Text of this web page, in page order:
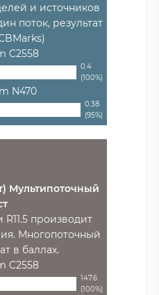
и источников
поток, результат
C2558
0.4
(100%)
N470
0.38
(95%)
Мультипоточный
производит
Многопоточный
в баллах.
C2558
147.6
(100%)